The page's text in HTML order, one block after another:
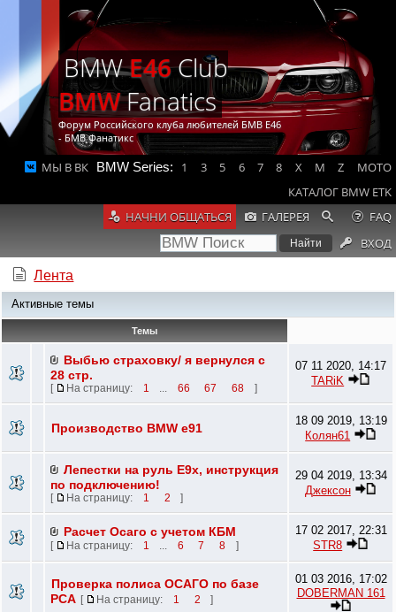
BMWE46Club
BMWFanatics
Форум Российского клуба любителей БМВ Е46
- БМВ Фанатикс
МЫ В ВК BMW Series: 1 3 5 6 7 8 X M Z
MOTO
КАТАЛОГ BMW ETK
НАЧНИ ОБЩАТЬСЯ
ГАЛЕРЕЯ
FAQ
ВХОД
Лента
Активные темы
Темы
Выбью страховку/ я вернулся с
28 стр.
[ На страницу: 1 ... 66 67 68 ]
07 11 2020, 14:17
TARiK
Производство BMW e91
18 09 2019, 13:19
Колян61
Лепестки на руль E9х, инструкция
по подключению!
[ На страницу: 1 2 ]
29 04 2019, 13:34
Джексон
Расчет Осаго с учетом КБМ
[ На страницу: 1 ... 6 7 8 ]
17 02 2017, 22:31
STR8
Проверка полиса ОСАГО по базе
РСА [ На страницу: 1 2 ]
01 03 2016, 17:02
DOBERMAN 161